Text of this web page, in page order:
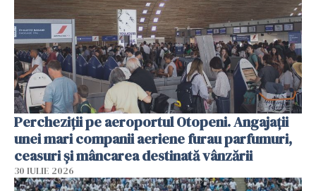
Percheziții pe aeroportul Otopeni. Angajații
unei mari companii aeriene furau parfumuri,
ceasuri și mâncarea destinată vânzării
30 IULIE 2026